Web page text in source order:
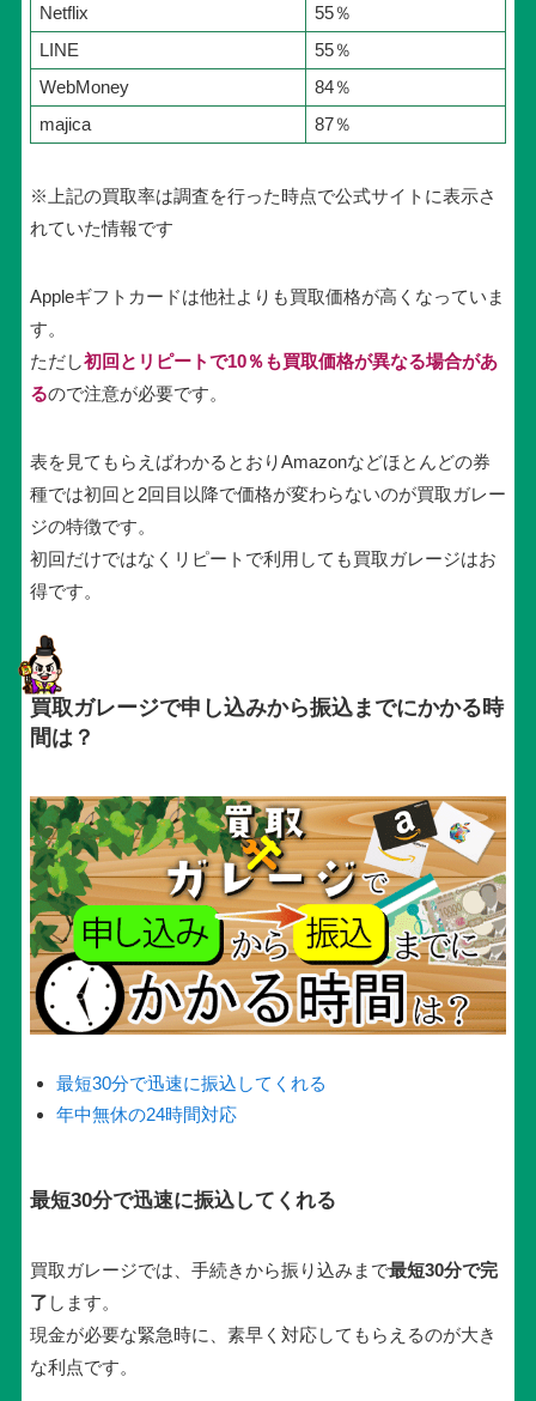
Netflix
55％
LINE
55％
WebMoney
84％
majica
87％
※上記の買取率は調査を行った時点で公式サイトに表示さ
れていた情報です
Appleギフトカードは他社よりも買取価格が高くなっていま
す。
ただし初回とリピートで10％も買取価格が異なる場合があ
るので注意が必要です。
表を見てもらえばわかるとおりAmazonなどほとんどの券
種では初回と2回目以降で価格が変わらないのが買取ガレー
ジの特徴です。
初回だけではなくリピートで利用しても買取ガレージはお
得です。
買取ガレージで申し込みから振込までにかかる時
間は？
最短30分で迅速に振込してくれる
年中無休の24時間対応
最短30分で迅速に振込してくれる
買取ガレージでは、手続きから振り込みまで最短30分で完
了 します。
現金が必要な緊急時に、素早く対応してもらえるのが大き
な利点です。